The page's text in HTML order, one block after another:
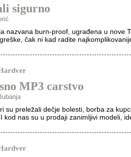
sigurno
nazvana burn-proof, ugrađena u nove
čak ni kad radite
MP3 carstvo
su preležali dečje bolesti, borba za
kod nas su u prodaji zanimljivi modeli,